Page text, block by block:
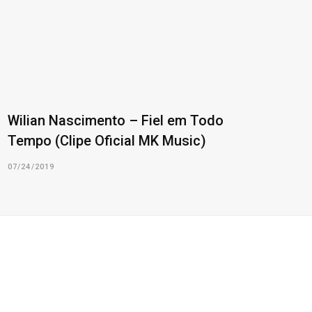
Wilian Nascimento – Fiel em Todo
Tempo (Clipe Oficial MK Music)
07/24/2019